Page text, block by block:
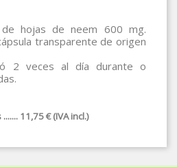
hojas de neem 600 mg.
transparente de origen
2 veces al día durante o
11,75 € (IVA incl.)